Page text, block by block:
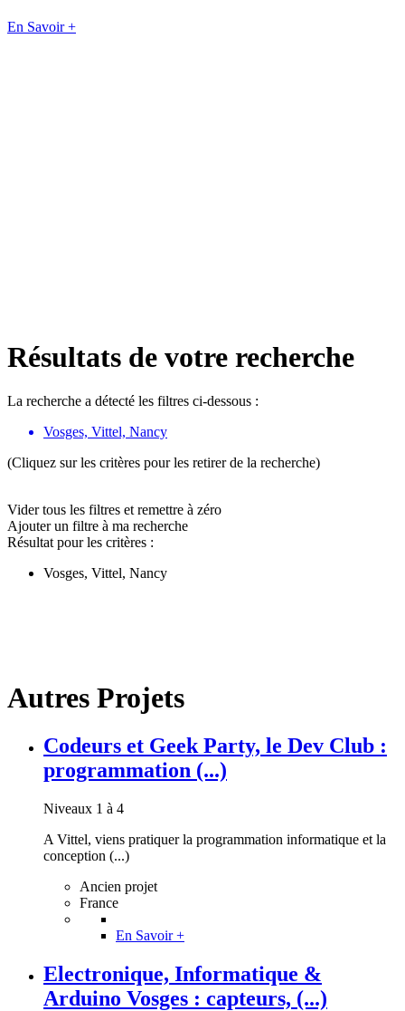
En Savoir +
Résultats de votre recherche
La recherche a détecté les filtres ci-dessous :
Vosges, Vittel, Nancy
(Cliquez sur les critères pour les retirer de la recherche)
Vider tous les filtres et remettre à zéro
Ajouter un filtre à ma recherche
Résultat pour les critères :
Vosges, Vittel, Nancy
Autres Projets
Codeurs et Geek Party, le Dev Club :
programmation (...)
Niveaux 1 à 4
A Vittel, viens pratiquer la programmation informatique et la
conception (...)
Ancien projet
France
En Savoir +
Electronique, Informatique &
Arduino Vosges : capteurs, (...)